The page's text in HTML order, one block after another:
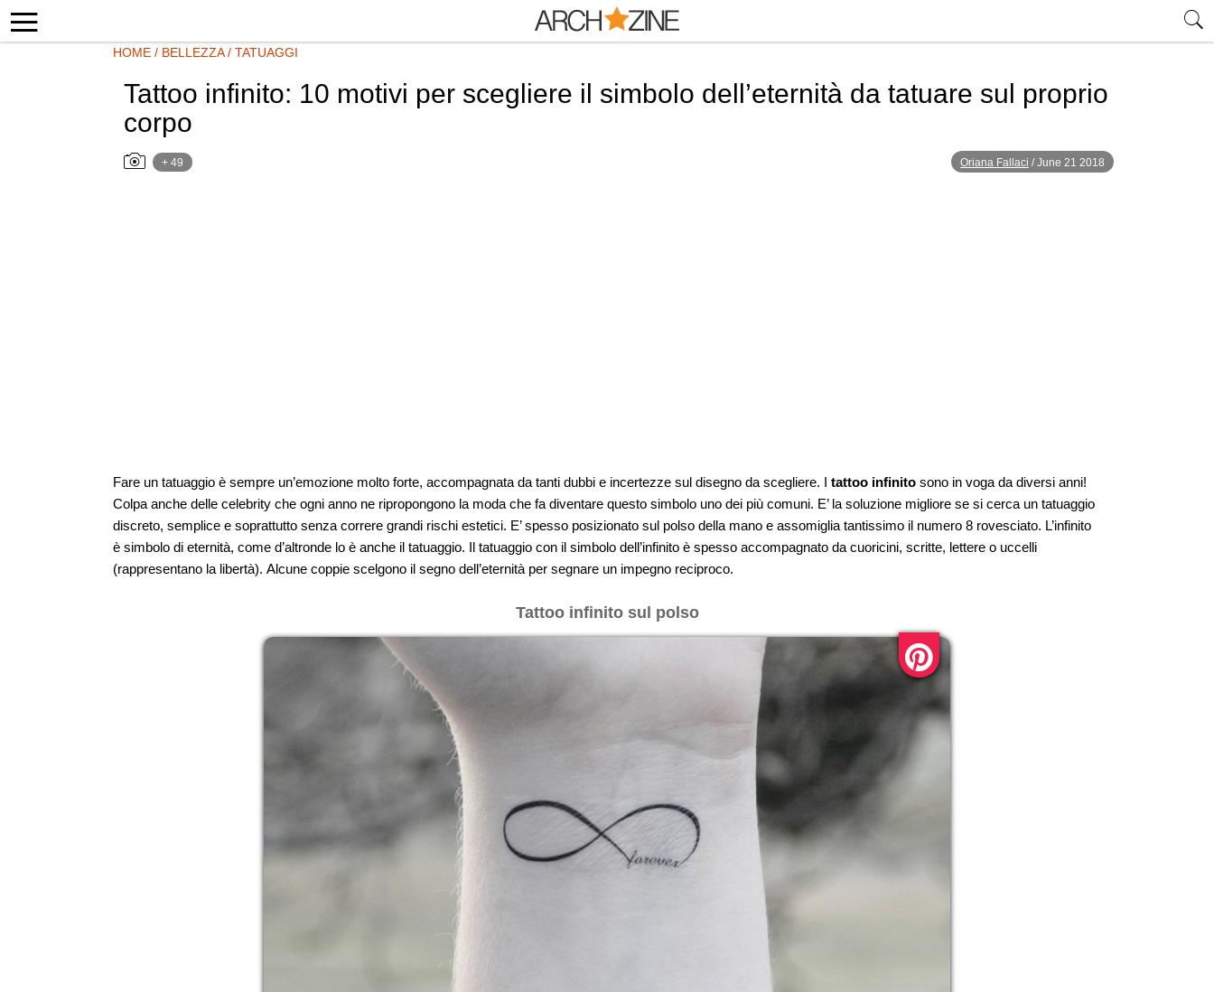
HOME / BELLEZZA/ TATUAGGI
Tattoo infinito: 10 motivi per scegliere il simbolo dell’eternità da tatuare sul proprio
corpo
+ 49 Oriana Fallaci /June 21 2018
Fare un tatuaggio è sempre un’emozione molto forte, accompagnata da tanti dubbi e incertezze sul disegno da scegliere. I tattoo infinito sono in voga da diversi anni!
Colpa anche delle celebrity che ogni anno ne ripropongono la moda che fa diventare questo simbolo uno dei più comuni. E’ la soluzione migliore se si cerca un tatuaggio
discreto, semplice e soprattutto senza correre grandi rischi estetici. E’ spesso posizionato sul polso della mano e assomiglia tantissimo il numero 8 rovesciato. L’infinito
è simbolo di eternità, come d’altronde lo è anche il tatuaggio. Il tatuaggio con il simbolo dell’infinito è spesso accompagnato da cuoricini, scritte, lettere o uccelli
(rappresentano la libertà). Alcune coppie scelgono il segno dell’eternità per segnare un impegno reciproco.
Tattoo infinito sul polso